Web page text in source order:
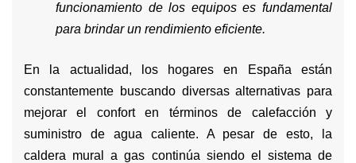
funcionamiento de los equipos es fundamental
para brindar un rendimiento eficiente.
En la actualidad, los hogares en España están
constantemente buscando diversas alternativas para
mejorar el confort en términos de calefacción y
suministro de agua caliente. A pesar de esto, la
caldera mural a gas continúa siendo el sistema de